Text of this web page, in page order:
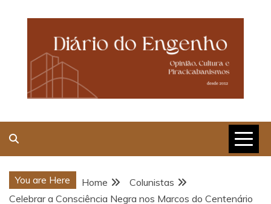
Opinião, Cultura e
You are Here Home
Colunistas
Celebrar a Consciência Negra nos Marcos do Centenário